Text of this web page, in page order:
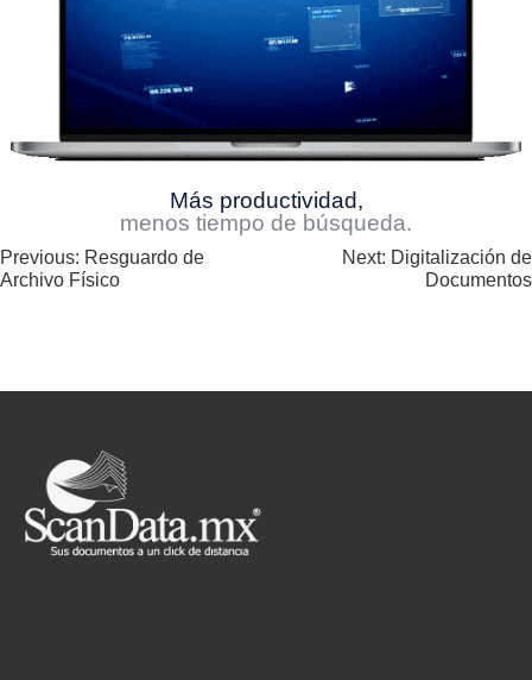
Más productividad,
menos tiempo de búsqueda.
Navegación
de
Previous: Resguardo de
Archivo Físico
Next: Digitalización de
Documentos